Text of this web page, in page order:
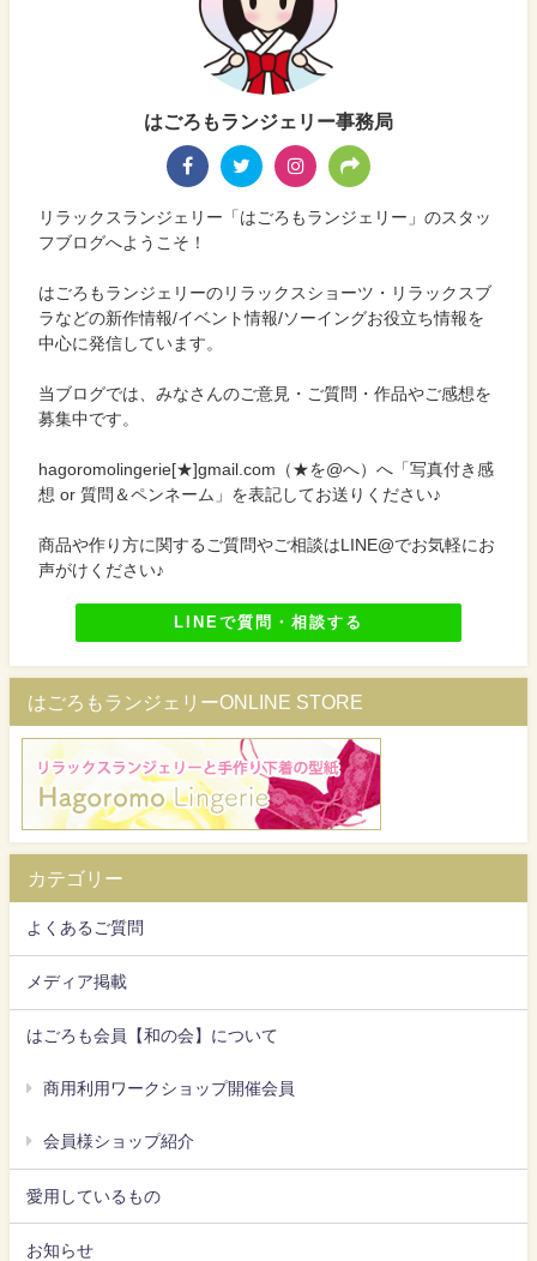
はごろもランジェリー事務局
リラックスランジェリー「はごろもランジェリー」のスタッ
フブログへようこそ！
はごろもランジェリーのリラックスショーツ・リラックスブ
ラなどの新作情報/イベント情報/ソーイングお役立ち情報を
中心に発信しています。
当ブログでは、みなさんのご意見・ご質問・作品やご感想を
募集中です。
hagoromolingerie[★]gmail.com（★を@へ）へ「写真付き感
想 or 質問＆ペンネーム」を表記してお送りください♪
商品や作り方に関するご質問やご相談はLINE@でお気軽にお
声がけください♪
LINEで質問・相談する
はごろもランジェリーONLINE STORE
カテゴリー
よくあるご質問
メディア掲載
はごろも会員【和の会】について
商用利用ワークショップ開催会員
会員様ショップ紹介
愛用しているもの
お知らせ